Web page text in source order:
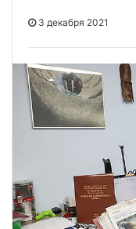
3 декабря 2021